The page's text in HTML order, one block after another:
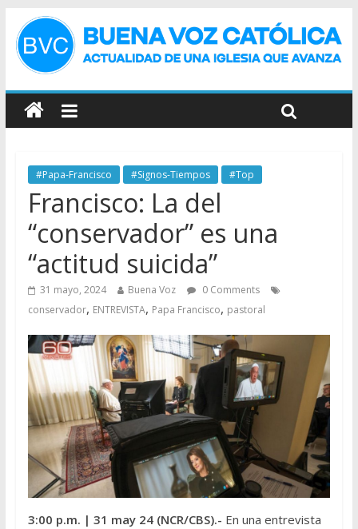
#Papa-Francisco #Signos-Tiempos #Top
Francisco: La del
“conservador” es una
“actitud suicida”
31 mayo, 2024 Buena Voz
0 Comments
conservador, ENTREVISTA, Papa Francisco, pastoral
3:00 p.m. | 31 may 24 (NCR/CBS).- En una entrevista